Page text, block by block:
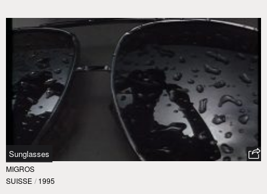
Sunglasses
MIGROS
SUISSE / 1995